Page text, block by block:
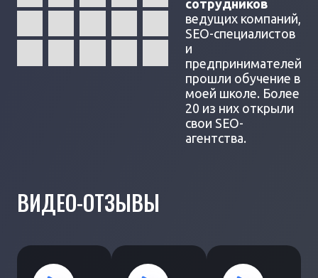
сотрудников
ведущих компаний,
SEO-специалистов
и
предпринимателей
прошли обучение в
моей школе. Более
20 из них открыли
свои SEO-
агентства.
ВИДЕО-ОТЗЫВЫ